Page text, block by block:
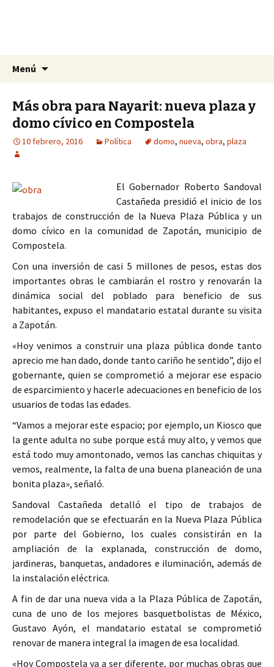
La Yunta de Tepic
La nueva opción en información
Menú
Más obra para Nayarit: nueva plaza y
domo cívico en Compostela
10 febrero, 2016 Política domo, nueva, obra, plaza
El Gobernador Roberto Sandoval
Castañeda presidió el inicio de los
trabajos de construcción de la Nueva Plaza Pública y un
domo cívico en la comunidad de Zapotán, municipio de
Compostela.
Con una inversión de casi 5 millones de pesos, estas dos
importantes obras le cambiarán el rostro y renovarán la
dinámica social del poblado para beneficio de sus
habitantes, expuso el mandatario estatal durante su visita
a Zapotán.
«Hoy venimos a construir una plaza pública donde tanto
aprecio me han dado, donde tanto cariño he sentido”, dijo el
gobernante, quien se comprometió a mejorar ese espacio
de esparcimiento y hacerle adecuaciones en beneficio de los
usuarios de todas las edades.
“Vamos a mejorar este espacio; por ejemplo, un Kiosco que
la gente adulta no sube porque está muy alto, y vemos que
está todo muy amontonado, vemos las canchas chiquitas y
vemos, realmente, la falta de una buena planeación de una
bonita plaza», señaló.
Sandoval Castañeda detalló el tipo de trabajos de
remodelación que se efectuarán en la Nueva Plaza Pública
por parte del Gobierno, los cuales consistirán en la
ampliación de la explanada, construcción de domo,
jardineras, banquetas, andadores e iluminación, además de
la instalación eléctrica.
A fin de dar una nueva vida a la Plaza Pública de Zapotán,
cuna de uno de los mejores basquetbolistas de México,
Gustavo Ayón, el mandatario estatal se comprometió
renovar de manera integral la imagen de esa localidad.
«Hoy Compostela va a ser diferente, por muchas obras que